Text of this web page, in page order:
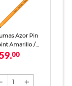
Azor Pin
Amarillo /
fino / Tinta
00
1